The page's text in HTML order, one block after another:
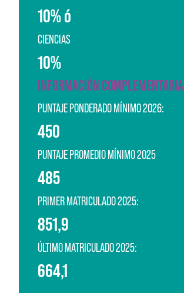
10% ó
CIENCIAS
10%
INFORMACIÓN COMPLEMENTARIA
PUNTAJE PONDERADO MÍNIMO 2026:
450
PUNTAJE PROMEDIO MÍNIMO 2025
485
PRIMER MATRICULADO 2025:
851,9
ÚLTIMO MATRICULADO 2025:
664,1